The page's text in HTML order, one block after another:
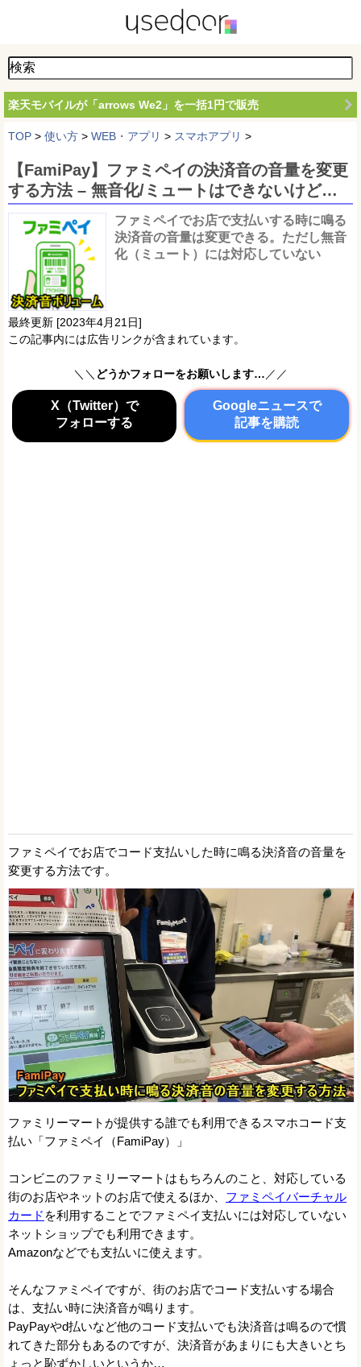
楽天モバイルが「arrows We2」を一括1円で販売
TOP > 使い方 > WEB・アプリ > スマホアプリ >
【FamiPay】ファミペイの決済音の音量を変更
する方法 – 無音化/ミュートはできないけど…
ファミペイでお店で支払いする時に鳴る
決済音の音量は変更できる。ただし無音
化（ミュート）には対応していない
最終更新 [2023年4月21日]
この記事内には広告リンクが含まれています。
＼＼ どうかフォローをお願いします… ／／
X（Twitter）で
フォローする
Googleニュースで
記事を購読
ファミペイでお店でコード支払いした時に鳴る決済音の音量を
変更する方法です。
ファミリーマートが提供する誰でも利用できるスマホコード支
払い「ファミペイ（FamiPay）」
コンビニのファミリーマートはもちろんのこと、対応している
街のお店やネットのお店で使えるほか、 ファミペイバーチャル
カード を利用することでファミペイ支払いには対応していない
ネットショップでも利用できます。
Amazonなどでも支払いに使えます。
そんなファミペイですが、街のお店でコード支払いする場合
は、支払い時に決済音が鳴ります。
PayPayやd払いなど他のコード支払いでも決済音は鳴るので慣
れてきた部分もあるのですが、決済音があまりにも大きいとち
ょっと恥ずかしいというか…